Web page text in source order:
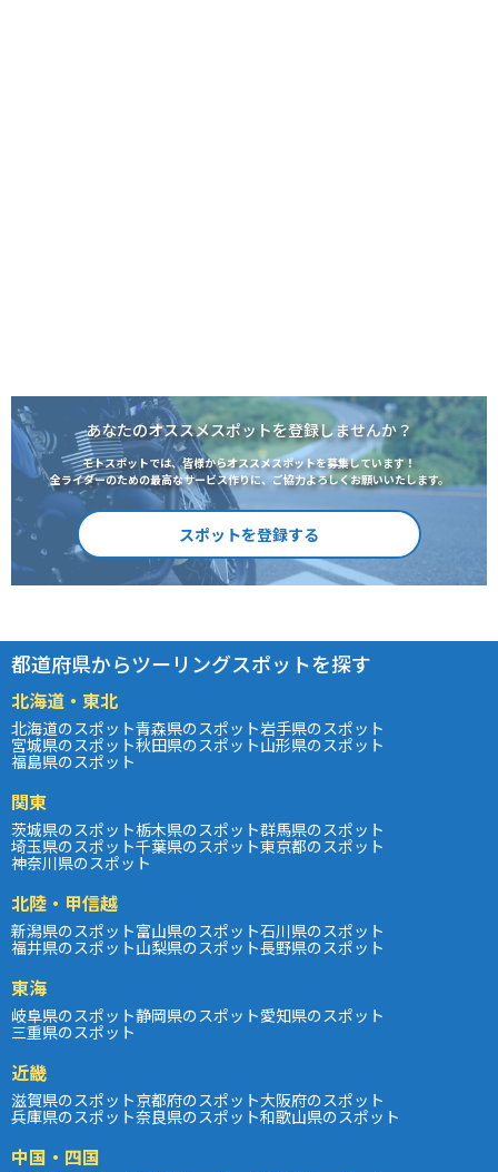
あなたのオススメスポットを登録しませんか？
モトスポットでは、皆様からオススメスポットを募集しています！
全ライダーのための最高なサービス作りに、ご協力よろしくお願いいたします。
スポットを登録する
都道府県からツーリングスポットを探す
北海道・東北
北海道のスポット青森県のスポット岩手県のスポット
宮城県のスポット秋田県のスポット山形県のスポット
福島県のスポット
関東
茨城県のスポット栃木県のスポット群馬県のスポット
埼玉県のスポット千葉県のスポット東京都のスポット
神奈川県のスポット
北陸・甲信越
新潟県のスポット富山県のスポット石川県のスポット
福井県のスポット山梨県のスポット長野県のスポット
東海
岐阜県のスポット静岡県のスポット愛知県のスポット
三重県のスポット
近畿
滋賀県のスポット京都府のスポット大阪府のスポット
兵庫県のスポット奈良県のスポット和歌山県のスポット
中国・四国